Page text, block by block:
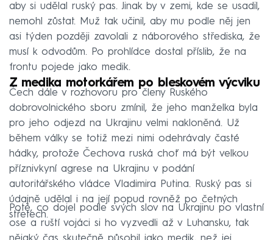
aby si udělal ruský pas. Jinak by v zemi, kde se usadil,
nemohl zůstat. Muž tak učinil, aby mu podle něj jen
asi týden později zavolali z náborového střediska, že
musí k odvodům. Po prohlídce dostal příslib, že na
frontu pojede jako medik.
Z medika motorkářem po bleskovém výcviku
Čech dále v rozhovoru pro členy Ruského
dobrovolnického sboru zmínil, že jeho manželka byla
pro jeho odjezd na Ukrajinu velmi nakloněná. Už
během války se totiž mezi nimi odehrávaly časté
hádky, protože Čechova ruská choť má být velkou
příznivkyní agrese na Ukrajinu v podání
autoritářského vládce Vladimira Putina. Ruský pas si
údajně udělal i na její popud rovněž po četných
střetech.
Poté, co dojel podle svých slov na Ukrajinu po vlastní
ose a ruští vojáci si ho vyzvedli až v Luhansku, tak